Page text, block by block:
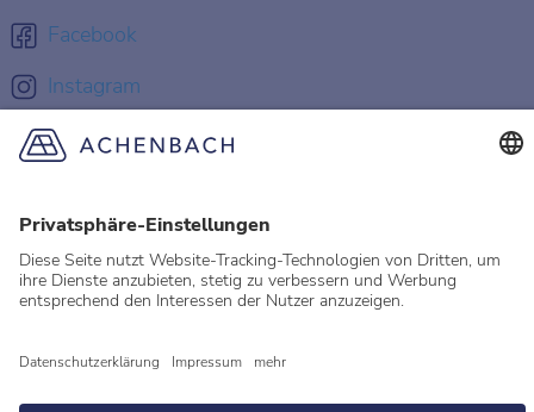
Facebook
Instagram
YouTube
© 2026 Achenbach
Datenschutzeinstellungen